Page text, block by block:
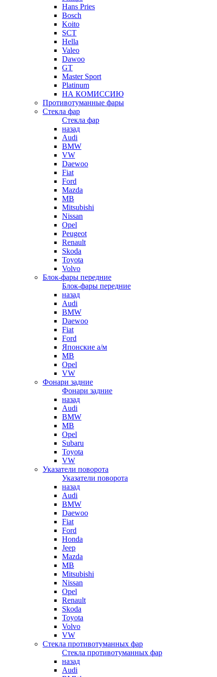
Hans Pries
Bosch
Koito
SCT
Hella
Valeo
Dawoo
GT
Master Sport
Platinum
НА КОМИССИЮ
Противотуманные фары
Стекла фар
Стекла фар
назад
Audi
BMW
VW
Daewoo
Fiat
Ford
Mazda
MB
Mitsubishi
Nissan
Opel
Peugeot
Renault
Skoda
Toyota
Volvo
Блок-фары передние
Блок-фары передние
назад
Audi
BMW
Daewoo
Fiat
Ford
Японские а/м
MB
Opel
VW
Фонари задние
Фонари задние
назад
Audi
BMW
MB
Opel
Subaru
Toyota
VW
Указатели поворота
Указатели поворота
назад
Audi
BMW
Daewoo
Fiat
Ford
Honda
Jeep
Mazda
MB
Mitsubishi
Nissan
Opel
Renault
Skoda
Toyota
Volvo
VW
Стекла противотуманных фар
Стекла противотуманных фар
назад
Audi